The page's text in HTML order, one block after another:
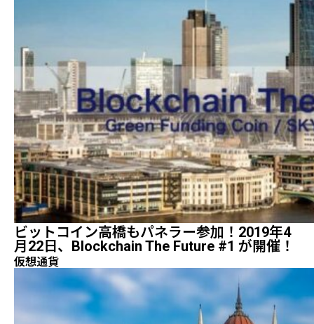
ビットコイン高橋もパネラー参加！2019年4
月22日、Blockchain The Future #1 が開催！
仮想通貨